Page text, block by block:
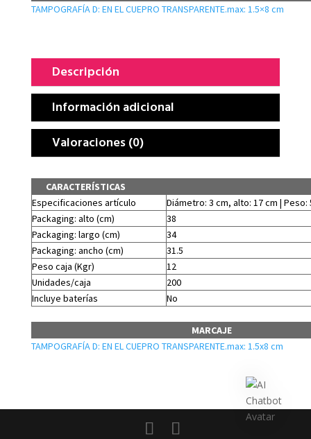
TAMPOGRAFÍA D: EN EL CUEPRO TRANSPARENTE.max: 1.5×8 cm
Descripción
Información adicional
Valoraciones (0)
CARACTERÍSTICAS
Especificaciones artículo
Diámetro: 3 cm, alto: 17 cm | Peso:
Packaging: alto (cm)
38
Packaging: largo (cm)
34
Packaging: ancho (cm)
31.5
Peso caja (Kgr)
12
Unidades/caja
200
Incluye baterías
No
MARCAJE
TAMPOGRAFÍA D: EN EL CUEPRO TRANSPARENTE.max: 1.5x8 cm